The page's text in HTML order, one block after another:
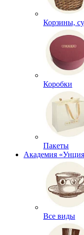
Корзины,
Коробки
Пакеты
Академия
Все виды